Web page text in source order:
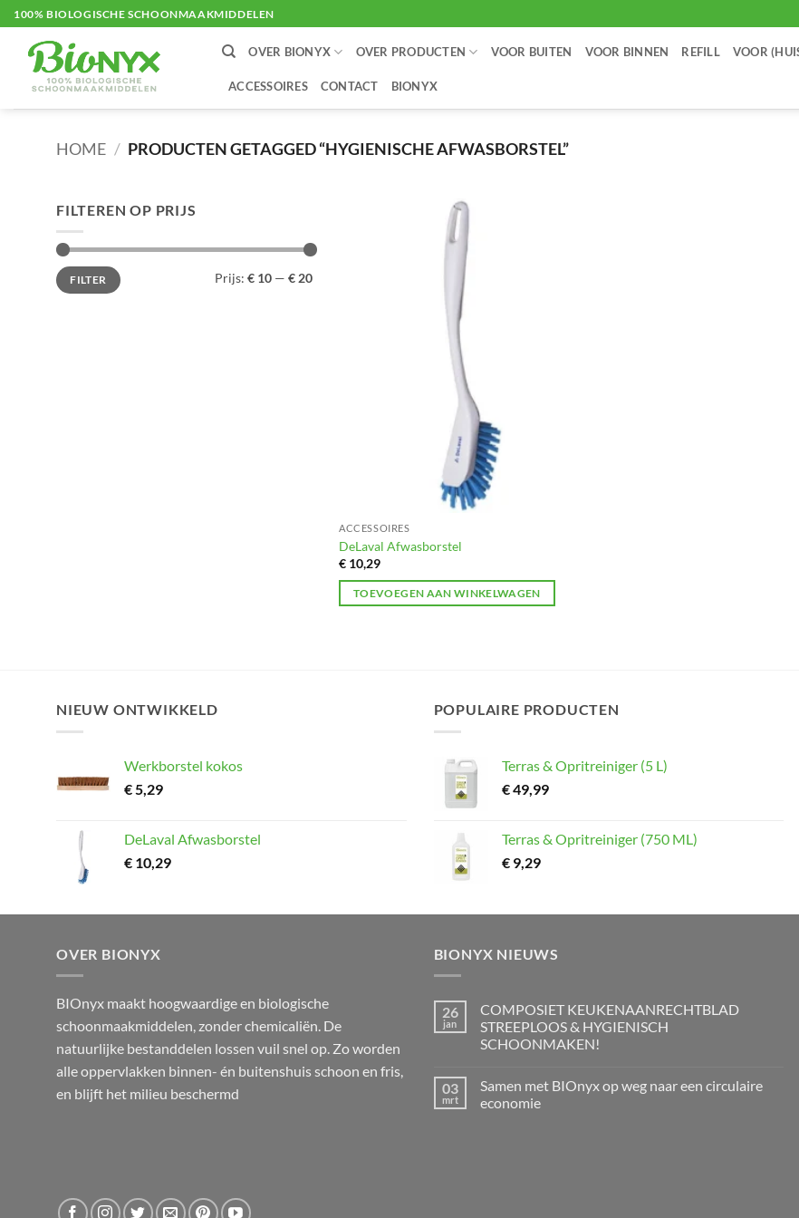
Ga
naar
inhoud
100% BIOLOGISCHE SCHOONMAAKMIDDELEN
OVER BIONYX OVER PRODUCTEN VOOR BUITEN VOOR BINNEN REFILL VOOR
ACCESSOIRES CONTACT BIONYX
HOME / PRODUCTEN GETAGGED “HYGIENISCHE AFWASBORSTEL”
FILTEREN OP PRIJS
Min.
prijs
Max.
prijsFILTER Prijs: € 10— € 20
ACCESSOIRES
DeLaval Afwasborstel
€ 10,29
TOEVOEGEN AAN WINKELWAGEN
NIEUW ONTWIKKELD
Werkborstel kokos
€ 5,29
DeLaval Afwasborstel
€ 10,29
POPULAIRE PRODUCTEN
Terras & Opritreiniger (5 L)
€49,99
Terras & Opritreiniger (750 ML)
€9,29
OVER BIONYX
BIOnyx maakt hoogwaardige en biologische
schoonmaakmiddelen, zonder chemicaliën. De
natuurlijke bestanddelen lossen vuil snel op. Zo worden
alle oppervlakken binnen- én buitenshuis schoon en fris,
en blijft het milieu beschermd
BIONYX NIEUWS
26
jan
COMPOSIET KEUKENAANRECHTBLAD
STREEPLOOS & HYGIENISCH
SCHOONMAKEN!
op
COMPOSIET
KEUKENAANRECHTBLAD
03
mrt
Samen met BIOnyx op weg naar een circulaire
economie